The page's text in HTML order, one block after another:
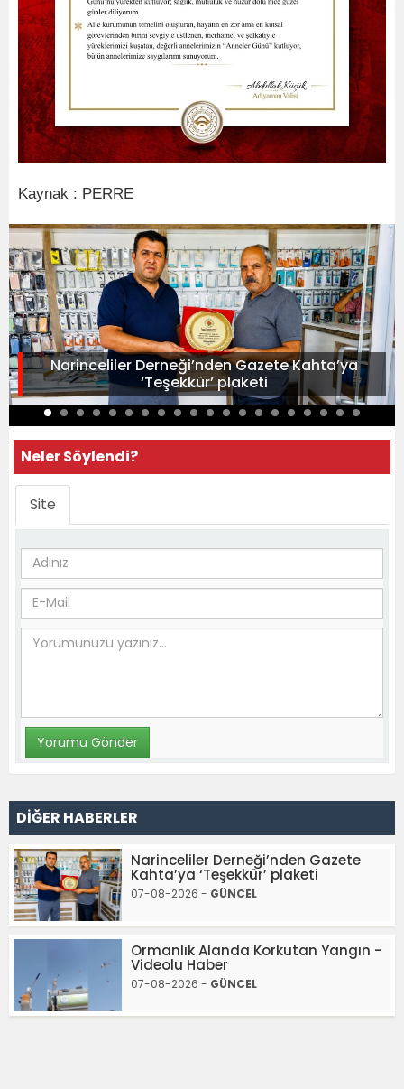
Kaynak : PERRE
Narinceliler Derneği’nden Gazete Kahta’ya
‘Teşekkür’ plaketi
Neler Söylendi?
Site
DİĞER HABERLER
Narinceliler Derneği’nden Gazete
Kahta’ya ‘Teşekkür’ plaketi
07-08-2026 - GÜNCEL
Ormanlık Alanda Korkutan Yangın -
Videolu Haber
07-08-2026 - GÜNCEL